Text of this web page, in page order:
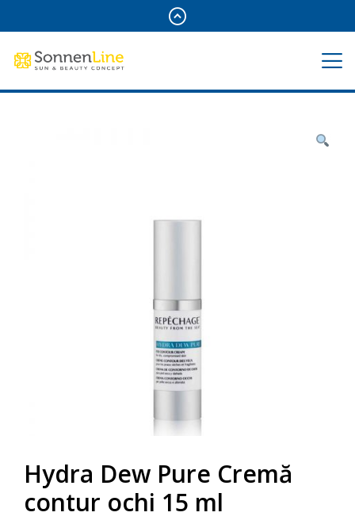
Hydra Dew Pure Cremă
contur ochi 15 ml